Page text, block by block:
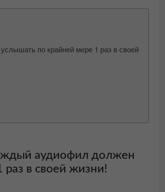
по крайней мере 1 раз в своей
аудиофил должен
в своей жизни!